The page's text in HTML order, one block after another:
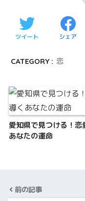
ツイート シェア
CATEGORY : 恋
愛知県で見つける！恋
あなたの運命
前の記事